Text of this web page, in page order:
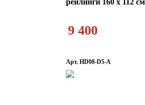
рейлинги 160 х 112 см
9 400
Арт. HD08-D5-A